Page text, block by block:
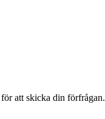
att skicka din förfrågan.